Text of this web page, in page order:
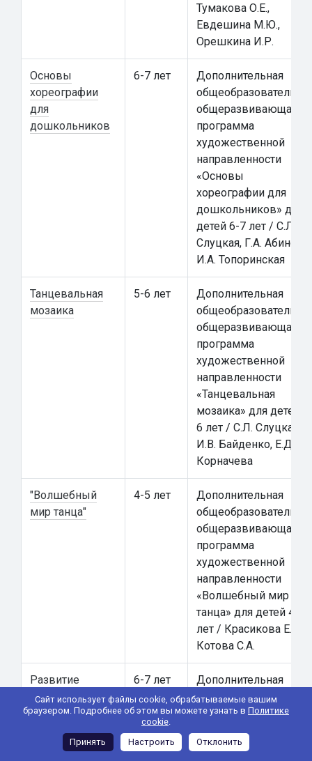
Сайт использует файлы cookie, обрабатываемые вашим
браузером. Подробнее об этом вы можете узнать в Политике
cookie.
Принять
Настроить Отклонить
Тумакова О.Е.,
Евдешина М.Ю.,
Орешкина И.Р.
Основы
хореографии
для
дошкольников
6-7 лет
Дополнительная
общеразвивающая
программа
художественной
направленности
«Основы
хореографии для
дошкольников» для
детей 6-7 лет / С.Л.
Слуцкая, Г.А. Абинова,
И.А. Топоринская
Танцевальная
мозаика
5-6 лет
Дополнительная
общеразвивающая
программа
художественной
направленности
«Танцевальная
мозаика» для детей
6 лет / С.Л. Слуцкая,
И.В. Байденко, Е.Д.
Корначева
"Волшебный
мир танца"
4-5 лет
Дополнительная
общеразвивающая
программа
художественной
направленности
«Волшебный мир
танца» для детей 4-5
лет / Красикова Е.А.,
Котова С.А.
Развитие
познавательных
способностей
«Логика для
дошкольников»
6-7 лет
Дополнительная
общеразвивающая
программа
естественнонаучной